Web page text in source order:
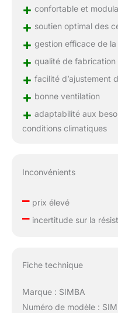
+ confortable et
+ soutien optimal des
+ gestion efficace de
+ qualité de fabrication
+ facilité d’ajustement
+ bonne ventilation
+ adaptabilité aux
conditions climatiques
Inconvénients
–prix élevé
–incertitude sur la
Fiche technique
Marque : SIMBA
Numéro de modèle :